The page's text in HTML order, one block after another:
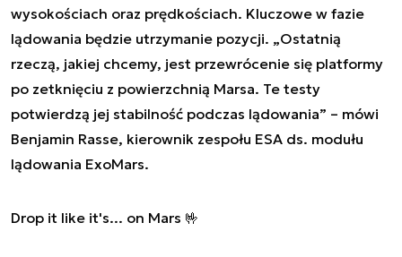
wysokościach oraz prędkościach. Kluczowe w fazie
lądowania będzie utrzymanie pozycji. „Ostatnią
rzeczą, jakiej chcemy, jest przewrócenie się platformy
po zetknięciu z powierzchnią Marsa. Te testy
potwierdzą jej stabilność podczas lądowania” – mówi
Benjamin Rasse, kierownik zespołu ESA ds. modułu
lądowania ExoMars.
Drop it like it's... on Mars 🤟